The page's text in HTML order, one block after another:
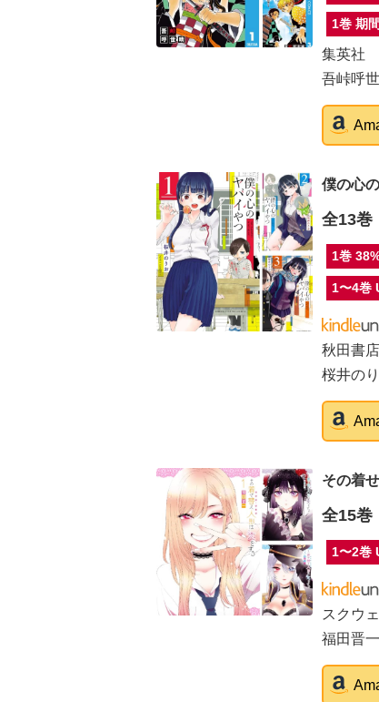
1巻 期
集英社
吾峠呼
僕の心
全13巻
1巻
1〜4巻
秋田書店
桜井の
その着
全15巻
1〜2巻
スクウ
福田晋一